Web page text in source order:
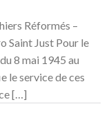
Réformés –
Saint Just Pour le
8 mai 1945 au
le service de ces
[…]